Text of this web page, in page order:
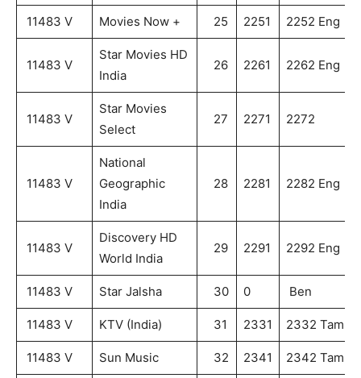
11483 V Movies Now + 25 2251 2252 Eng
11483 V
Star Movies HD
India
26 2261 2262 Eng
11483 V
Star Movies
Select
27 2271 2272
11483 V
National
Geographic
India
28 2281 2282 Eng
11483 V
Discovery HD
World India
29 2291 2292 Eng
11483 V Star Jalsha 30 0 Ben
11483 V KTV (India) 31 2331 2332 Tam
11483 V Sun Music 32 2341 2342 Tam